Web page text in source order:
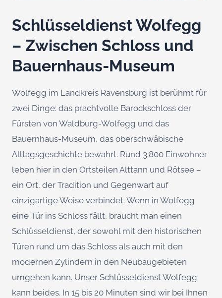
Schlüsseldienst Wolfegg
– Zwischen Schloss und
Bauernhaus-Museum
Wolfegg im Landkreis Ravensburg ist berühmt für
zwei Dinge: das prachtvolle Barockschloss der
Fürsten von Waldburg-Wolfegg und das
Bauernhaus-Museum, das oberschwäbische
Alltagsgeschichte bewahrt. Rund 3.800 Einwohner
leben hier in den Ortsteilen Alttann und Rötsee –
ein Ort, der Tradition und Gegenwart auf
einzigartige Weise verbindet. Wenn in Wolfegg
eine Tür ins Schloss fällt, braucht man einen
Schlüsseldienst, der sowohl mit den historischen
Türen rund um das Schloss als auch mit den
modernen Zylindern in den Neubaugebieten
umgehen kann. Unser Schlüsseldienst Wolfegg
kann beides. In 15 bis 20 Minuten sind wir bei Ihnen